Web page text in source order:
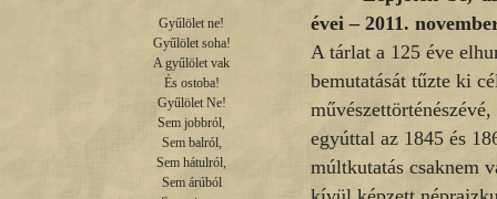
Gyűlölet ne!
Gyűlölet soha!
A gyűlölet vak
És ostoba!
Gyűlölet Ne!
Sem jobbról,
Sem balról,
Sem hátulról,
Sem árúból
évei– 2011.
A tárlat a 125 éve
bemutatását tűzte ki
egyúttal az 1845 és
múltkutatás csaknem